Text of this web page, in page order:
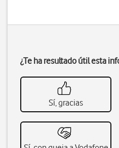
¿Te ha resultado útil esta
Sí, gracias